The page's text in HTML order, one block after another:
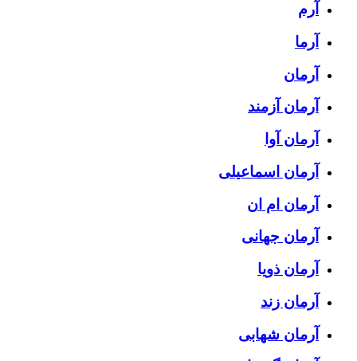
آرم
آرما
آرمان
آرمان آزمند
آرمان آوا
آرمان اسماعیلی
آرمان ام ان
آرمان جهانی
آرمان ذویا
آرمان زند
آرمان شهابی